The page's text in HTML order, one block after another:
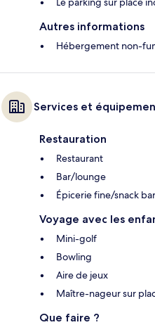
Autres informations
Hébergement non-
Services et
Restauration
Restaurant
Bar/lounge
Épicerie fine/snack bar
Voyage avec les
Mini-golf
Bowling
Aire de jeux
Maître-nageur sur
Que faire ?